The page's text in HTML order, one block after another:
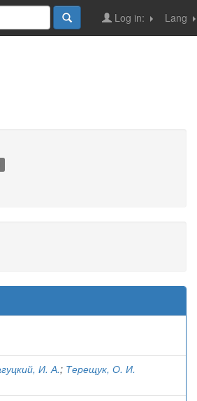
Lang
Log in:
И. А.; Терещук, О. И.